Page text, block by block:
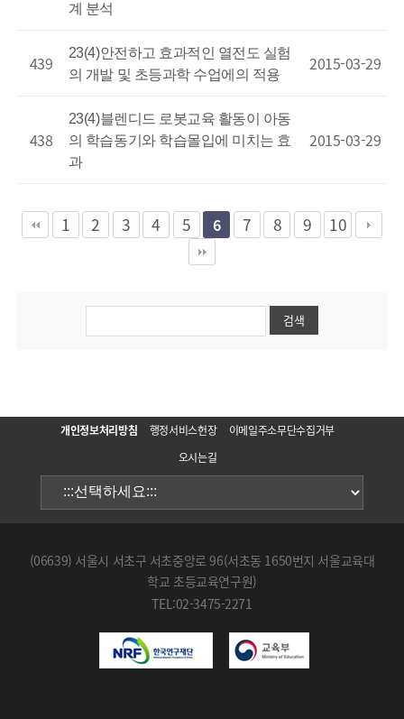
계 분석
439
23(4)안전하고 효과적인 열전도 실험
의 개발 및 초등과학 수업에의 적용
2015-03-29
438
23(4)블렌디드 로봇교육 활동이 아동
의 학습동기와 학습몰입에 미치는 효
과
2015-03-29
1 2 3 4 5 6 7 8 9 10
개인정보처리방침 행정서비스헌장
이메일주소무단수집거부
오시는길
(06639) 서울시 서초구 서초중앙로 96(서초동 1650번지 서울교육대
학교 초등교육연구원)
TEL:02-3475-2271